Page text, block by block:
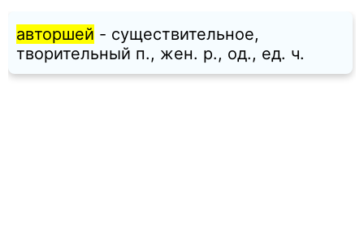
авторшей - существительное,
творительный п., жен. p., од., ед. ч.